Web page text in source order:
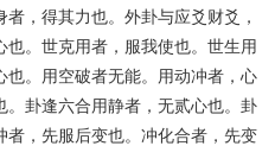
，得其力也。外卦与应爻财爻，
。世克用者，服我使也。世生用
。用空破者无能。用动冲者，心
卦逢六合用静者，无贰心也。卦
，先服后变也。冲化合者，先变